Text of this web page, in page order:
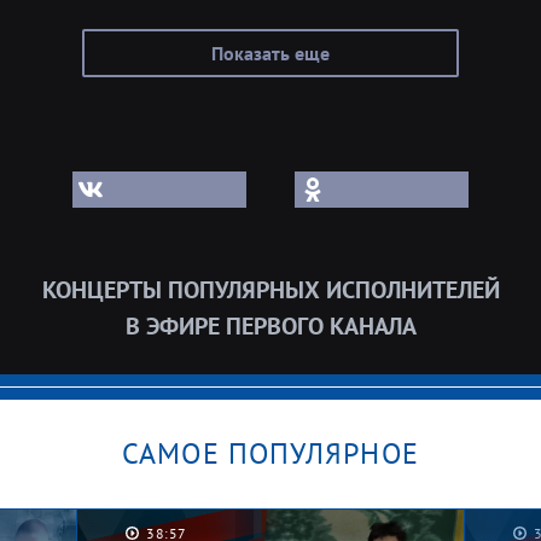
Показать еще
КОНЦЕРТЫ ПОПУЛЯРНЫХ ИСПОЛНИТЕЛЕЙ
В ЭФИРЕ ПЕРВОГО КАНАЛА
САМОЕ ПОПУЛЯРНОЕ
38:57